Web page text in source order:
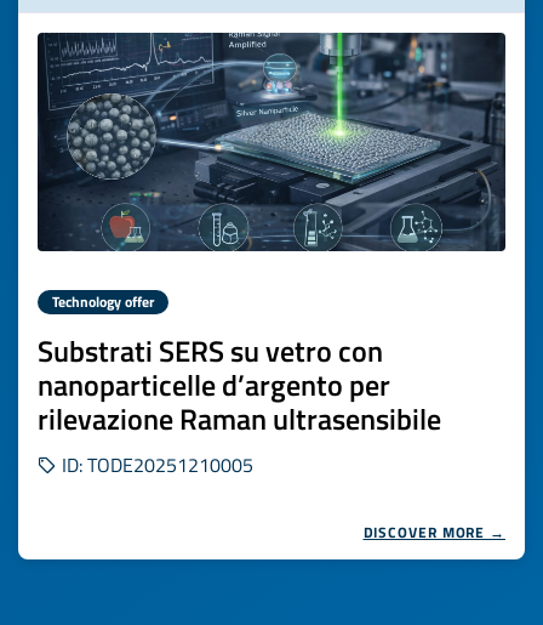
Technology offer
Substrati SERS su vetro con
nanoparticelle d’argento per
rilevazione Raman ultrasensibile
ID: TODE20251210005
DISCOVER MORE →